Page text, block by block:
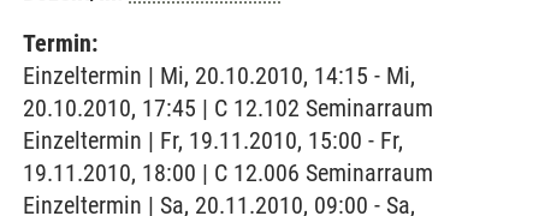
Termin:
Einzeltermin | Mi, 20.10.2010, 14:15 - Mi,
20.10.2010, 17:45 | C 12.102 Seminarraum
Einzeltermin | Fr, 19.11.2010, 15:00 - Fr,
19.11.2010, 18:00 | C 12.006 Seminarraum
Einzeltermin | Sa, 20.11.2010, 09:00 - Sa,